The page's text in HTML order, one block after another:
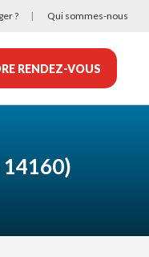
? Qui sommes-nous
RECHERCHE
RENDEZ-VOUS
14160)